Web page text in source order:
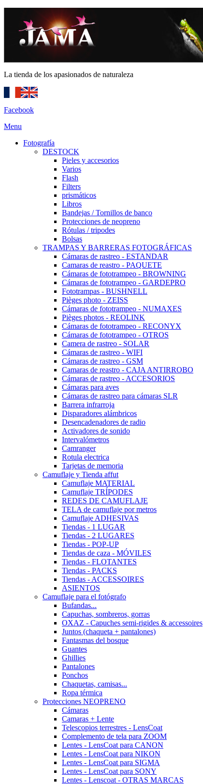
La tienda de los apasionados de naturaleza
Facebook
Menu
Fotografía
DESTOCK
Pieles y accesorios
Varios
Flash
Filters
prismáticos
Libros
Bandejas / Tornillos de banco
Protecciones de neopreno
Rótulas / tripodes
Bolsas
TRAMPAS Y BARRERAS FOTOGRÁFICAS
Cámaras de rastreo - ESTANDAR
Camaras de reastro - PAQUETE
Cámaras de fototrampeo - BROWNING
Cámaras de fototrampeo - GARDEPRO
Fototrampas - BUSHNELL
Pièges photo - ZEISS
Cámaras de fototrampeo - NUMAXES
Pièges photos - REOLINK
Cámaras de fototrampeo - RECONYX
Cámaras de fototrampeo - OTROS
Camera de rastreo - SOLAR
Cámaras de rastreo - WIFI
Cámaras de rastreo - GSM
Camaras de reastro - CAJA ANTIRROBO
Cámaras de rastreo - ACCESORIOS
Cámaras para aves
Cámaras de rastreo para cámaras SLR
Barrera infrarroja
Disparadores alámbricos
Desencadenadores de radio
Activadores de sonido
Intervalómetros
Camranger
Rotula electrica
Tarjetas de memoria
Camuflaje y Tienda affut
Camuflaje MATERIAL
Camuflaje TRÍPODES
REDES DE CAMUFLAJE
TELA de camuflaje por metros
Camuflaje ADHESIVAS
Tiendas - 1 LUGAR
Tiendas - 2 LUGARES
Tiendas - POP-UP
Tiendas de caza - MÓVILES
Tiendas - FLOTANTES
Tiendas - PACKS
Tiendas - ACCESSOIRES
ASIENTOS
Camuflaje para el fotógrafo
Bufandas...
Capuchas, sombreros, gorras
OXAZ - Capuches semi-rigides & accessoires
Juntos (chaqueta + pantalones)
Fantasmas del bosque
Guantes
Ghillies
Pantalones
Ponchos
Chaquetas, camisas...
Ropa térmica
Protecciones NEOPRENO
Cámaras
Camaras + Lente
Telescopios terrestres - LensCoat
Complemento de tela para ZOOM
Lentes - LensCoat para CANON
Lentes - LensCoat para NIKON
Lentes - LensCoat para SIGMA
Lentes - LensCoat para SONY
Lentes - Lenscoat - OTRAS MARCAS